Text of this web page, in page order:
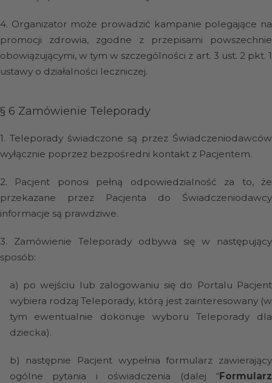
4. Organizator może prowadzić kampanie polegające na
promocji zdrowia, zgodne z przepisami powszechnie
obowiązującymi, w tym w szczególności z art. 3 ust. 2 pkt. 1
ustawy o działalności leczniczej.
§ 6 Zamówienie Teleporady
1. Teleporady świadczone są przez Świadczeniodawców
wyłącznie poprzez bezpośredni kontakt z Pacjentem.
2.
Pacjent ponosi pełną odpowiedzialność za to, że
przekazane przez Pacjenta do Świadczeniodawcy
informacje są prawdziwe.
3.
Zamówienie Teleporady odbywa się w następujący
sposób:
a) po wejściu lub zalogowaniu się do Portalu Pacjent
wybiera rodzaj Teleporady, którą jest zainteresowany (w
tym ewentualnie dokonuje wyboru Teleporady dla
dziecka).
b)
następnie Pacjent wypełnia formularz zawierający
ogólne pytania i oświadczenia (dalej “Formularz